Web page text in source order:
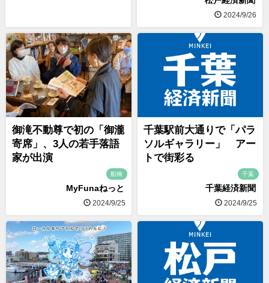
2024/9/26
御滝不動尊で初の「御瀧
寄席」、3人の若手落語
家が出演
船橋
MyFunaねっと
2024/9/25
千葉駅前大通りで「パラ
ソルギャラリー」 アー
トで街彩る
千葉
千葉経済新聞
2024/9/25